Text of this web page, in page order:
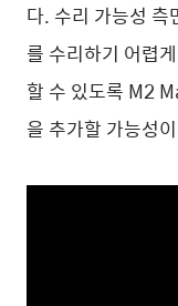
다. 수리 가능성
를 수리하기 어렵
할 수 있도록 M2
을 추가할 가능성